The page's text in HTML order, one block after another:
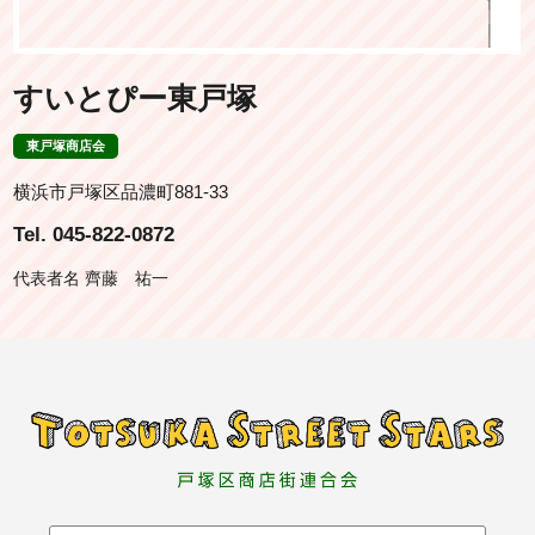
すいとぴー東戸塚
東戸塚商店会
横浜市戸塚区品濃町881-33
Tel. 045-822-0872
代表者名 齊藤 祐一